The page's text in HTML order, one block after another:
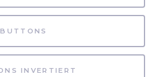
BUTTONS
INVERTIERT